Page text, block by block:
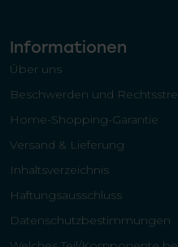
Informationen
Über uns
Beschwerden und
Home-Shopping-Garantie
Versand & Lieferung
Inhaltsverzeichnis
Haftungsausschluss
Datenschutzbestimmungen